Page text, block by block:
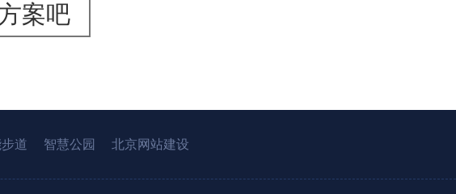
案吧
道 智慧公园 北京网站建设